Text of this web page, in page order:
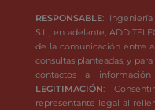
RESPONSABLE:
S.L., en adelante,
de la comunicación entre
consultas planteadas, y
contactos a
LEGITIMACIÓN:
representante legal al